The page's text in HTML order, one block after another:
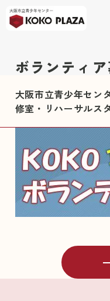
ボランティ
大阪市立青少年セン
修室・リハーサルス